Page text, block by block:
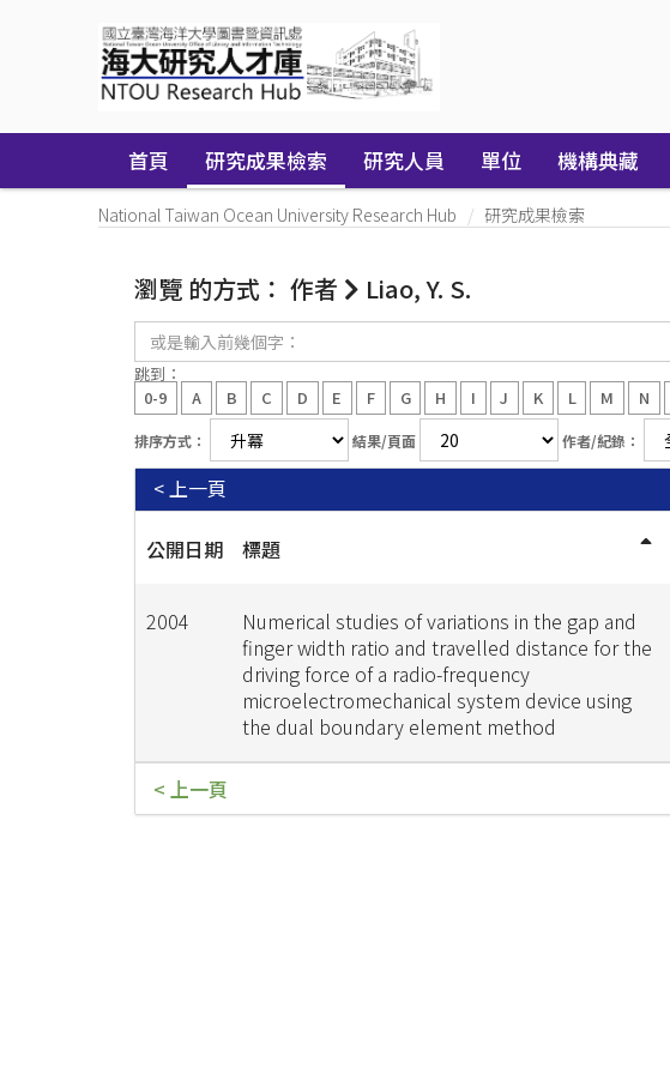
首頁 研究成果檢索 研究人員 單位 機構典藏
National Taiwan Ocean University Research Hub 研究成果檢索
瀏覽 的方式： 作者 Liao, Y. S.
或
輸
入
前
幾
字：
跳到：
0-9
A B C D E F G H I J K L M N
排序方式： 結果/頁面 作者/紀錄：
< 上一頁
公開日期 標題
2004
Numerical studies of variations in the gap and
finger width ratio and travelled distance for the
driving force of a radio-frequency
microelectromechanical system device using
the dual boundary element method
< 上一頁